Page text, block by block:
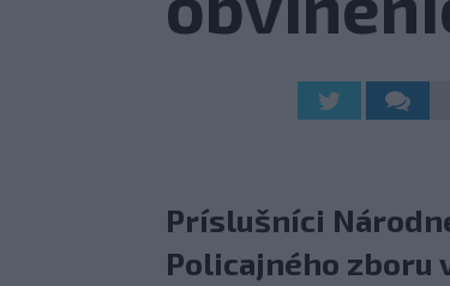
Príslušníci
Policajného